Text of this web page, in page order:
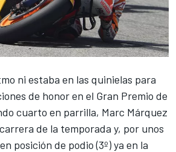
ni estaba en las quinielas para
de honor en el Gran Premio de
cuarto en parrilla, Marc Márquez
de la temporada y, por unos
posición de podio (3º) ya en la